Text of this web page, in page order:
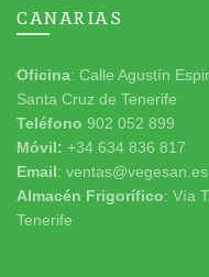
CANARIAS
Oficina: Calle Agustín
Santa Cruz de Tenerife
Teléfono 902 052 899
Móvil: +34 634 836 817
Email: ventas@vegesan.es
Almacén Frigorífico: Vía
Tenerife